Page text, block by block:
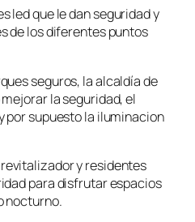
led que le dan seguridad y
de los diferentes puntos
seguros, la alcaldía de
la seguridad, el
por supuesto la iluminacion
y residentes
para disfrutar espacios
nocturno.